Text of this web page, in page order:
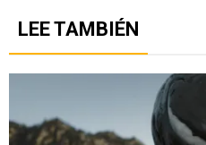
LEE TAMBIÉN